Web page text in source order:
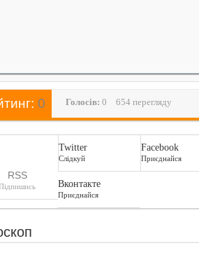
0 Голосiв: 0 654 перегляду
RSS
Twitter
Слідкуй
Facebook
Приєднайся
Вконтакте
Приєднайся